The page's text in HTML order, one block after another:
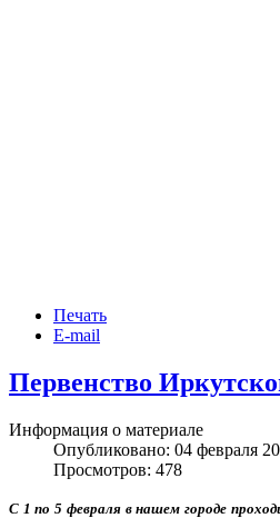
Печать
E-mail
Первенство
Информация о материале
Опубликовано: 04 февраля
Просмотров: 478
С 1 по 5 февраля в нашем городе